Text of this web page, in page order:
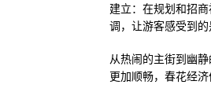
建立：在规划和招
调，让游客感受到的
从热闹的主街到幽
更加顺畅，春花经